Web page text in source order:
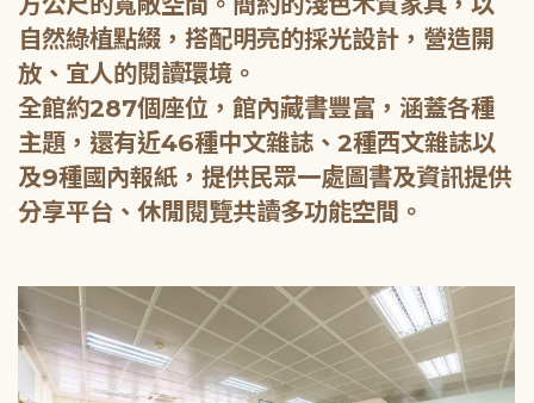
自然綠植點綴，搭配明亮的採光設計，營造開
放、宜人的閱讀環境。
全館約287個座位，館內藏書豐富，涵蓋各種
主題，還有近46種中文雜誌、2種西文雜誌以
及9種國內報紙，提供民眾一處圖書及資訊提供